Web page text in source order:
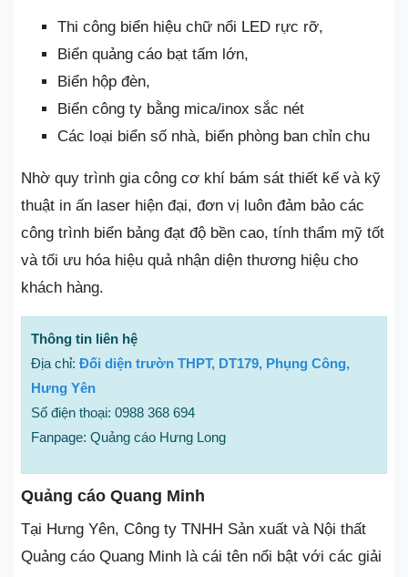
Thi công biển hiệu chữ nổi LED rực rỡ,
Biển quảng cáo bạt tấm lớn,
Biển hộp đèn,
Biển công ty bằng mica/inox sắc nét
Các loại biển số nhà, biển phòng ban chỉn chu
Nhờ quy trình gia công cơ khí bám sát thiết kế và kỹ
thuật in ấn laser hiện đại, đơn vị luôn đảm bảo các
công trình biển bảng đạt độ bền cao, tính thẩm mỹ tốt
và tối ưu hóa hiệu quả nhận diện thương hiệu cho
khách hàng.
Thông tin liên hệ
Địa chỉ: Đối diện trườn THPT, DT179, Phụng Công,
Hưng Yên
Số điện thoại: 0988 368 694
Fanpage: Quảng cáo Hưng Long
Quảng cáo Quang Minh
Tại Hưng Yên, Công ty TNHH Sản xuất và Nội thất
Quảng cáo Quang Minh là cái tên nổi bật với các giải